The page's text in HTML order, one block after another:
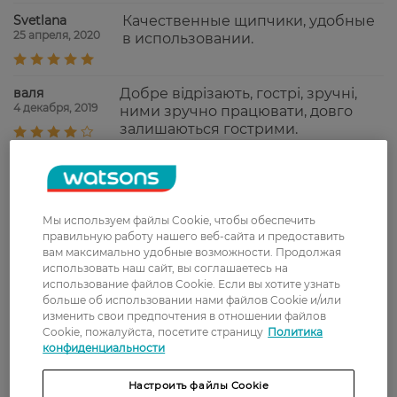
Svetlana
25 апреля, 2020
Качественные щипчики, удобные
в использовании.
валя
4 декабря, 2019
Добре відрізають, гострі, зручні,
ними зручно працювати, довго
залишаються гострими.
Показати ще
Доставка
Новая почта
В отделение Новой почты - 99 грн, бесплатно
от 699 грн
Стоимость доставки – 79 грн, бесплатная
Мы используем файлы Cookie, чтобы обеспечить
правильную работу нашего веб-сайта и предоставить
вам максимально удобные возможности. Продолжая
использовать наш сайт, вы соглашаетесь на
использование файлов Cookie. Если вы хотите узнать
больше об использовании нами файлов Cookie и/или
изменить свои предпочтения в отношении файлов
Cookie, пожалуйста, посетите страницу Политика
конфиденциальности
Настроить файлы Cookie